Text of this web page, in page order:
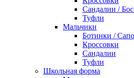
Сандалии /
Туфли
Мальчики
Ботинки /
Кроссовки
Сандалии
Туфли
Школьная форма